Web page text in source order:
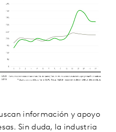
información y apoyo
Sin duda, la industria